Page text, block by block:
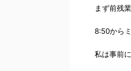
まず前残
8:50から
私は事前